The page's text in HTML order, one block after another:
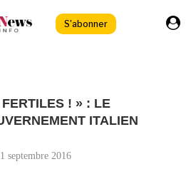
S'abonner
! » : LE
ITALIEN
1 septembre 2016